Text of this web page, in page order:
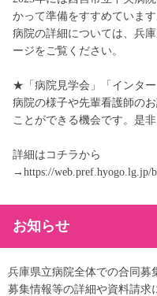
かって準備をすすめています
病院の詳細については、兵
ージをご覧ください。
★「病院見学会」「インター
病院の様子や先輩看護師の
ことができる機会です。是非
詳細はコチラから
→https://web.pref.hyogo.lg.jp/
お知らせ
兵庫県立病院全体での合同募
募集情報等の詳細や資料請求